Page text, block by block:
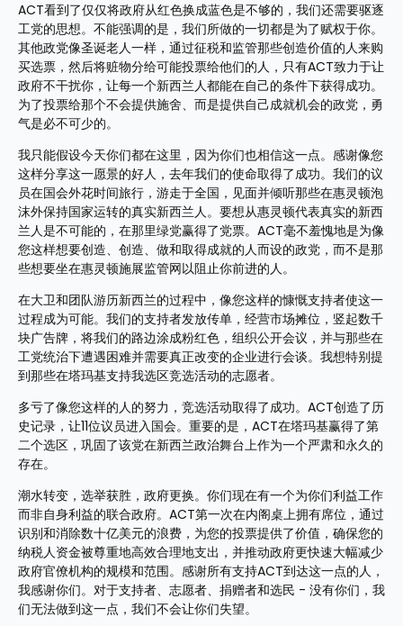
ACT看到了仅仅将政府从红色换成蓝色是不够的，我们还需要驱逐
工党的思想。不能强调的是，我们所做的一切都是为了赋权于你。
其他政党像圣诞老人一样，通过征税和监管那些创造价值的人来购
买选票，然后将赃物分给可能投票给他们的人，只有ACT致力于让
政府不干扰你，让每一个新西兰人都能在自己的条件下获得成功。
为了投票给那个不会提供施舍、而是提供自己成就机会的政党，勇
气是必不可少的。
我只能假设今天你们都在这里，因为你们也相信这一点。感谢像您
这样分享这一愿景的好人，去年我们的使命取得了成功。我们的议
员在国会外花时间旅行，游走于全国，见面并倾听那些在惠灵顿泡
沫外保持国家运转的真实新西兰人。要想从惠灵顿代表真实的新西
兰人是不可能的，在那里绿党赢得了党票。ACT毫不羞愧地是为像
您这样想要创造、创造、做和取得成就的人而设的政党，而不是那
些想要坐在惠灵顿施展监管网以阻止你前进的人。
在大卫和团队游历新西兰的过程中，像您这样的慷慨支持者使这一
过程成为可能。我们的支持者发放传单，经营市场摊位，竖起数千
块广告牌，将我们的路边涂成粉红色，组织公开会议，并与那些在
工党统治下遭遇困难并需要真正改变的企业进行会谈。我想特别提
到那些在塔玛基支持我选区竞选活动的志愿者。
多亏了像您这样的人的努力，竞选活动取得了成功。ACT创造了历
史记录，让11位议员进入国会。重要的是，ACT在塔玛基赢得了第
二个选区，巩固了该党在新西兰政治舞台上作为一个严肃和永久的
存在。
潮水转变，选举获胜，政府更换。你们现在有一个为你们利益工作
而非自身利益的联合政府。ACT第一次在内阁桌上拥有席位，通过
识别和消除数十亿美元的浪费，为您的投票提供了价值，确保您的
纳税人资金被尊重地高效合理地支出，并推动政府更快速大幅减少
政府官僚机构的规模和范围。感谢所有支持ACT到达这一点的人，
我感谢你们。对于支持者、志愿者、捐赠者和选民 - 没有你们，我
们无法做到这一点，我们不会让你们失望。